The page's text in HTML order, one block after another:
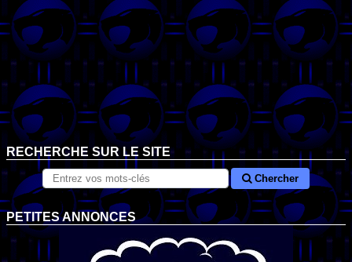
RECHERCHE SUR LE SITE
Chercher
PETITES ANNONCES